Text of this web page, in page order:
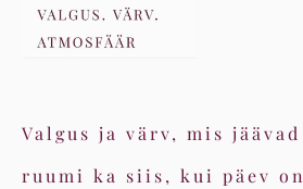
Valgus ja värv, mis jäävad
ruumi ka siis, kui päev on